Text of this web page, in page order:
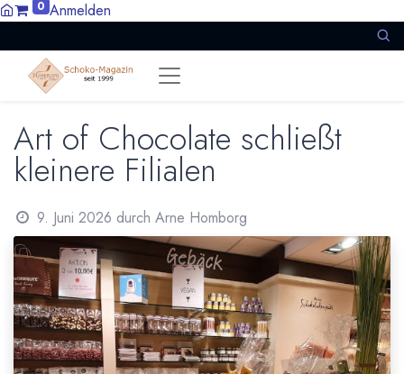
0 Anmelden
Art of Chocolate schließt
kleinere Filialen
9. Juni 2026 durch Arne Homborg